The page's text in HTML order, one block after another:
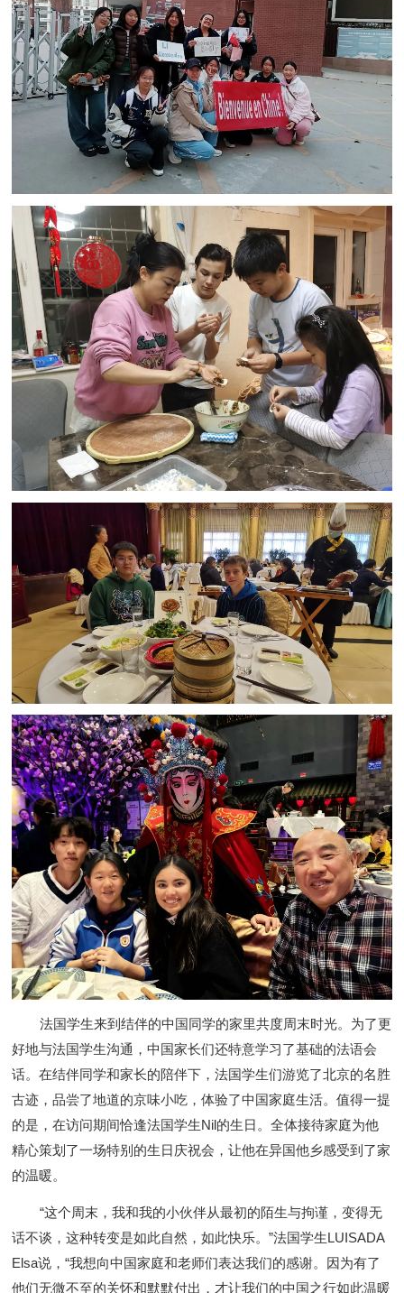
法国学生来到结伴的中国同学的家里共度周末时光。为了更
好地与法国学生沟通，中国家长们还特意学习了基础的法语会
话。在结伴同学和家长的陪伴下，法国学生们游览了北京的名胜
古迹，品尝了地道的京味小吃，体验了中国家庭生活。值得一提
的是，在访问期间恰逢法国学生Nil的生日。全体接待家庭为他
精心策划了一场特别的生日庆祝会，让他在异国他乡感受到了家
的温暖。
“这个周末，我和我的小伙伴从最初的陌生与拘谨，变得无
话不谈，这种转变是如此自然，如此快乐。”法国学生LUISADA
Elsa说，“我想向中国家庭和老师们表达我们的感谢。因为有了
他们无微不至的关怀和默默付出，才让我们的中国之行如此温暖